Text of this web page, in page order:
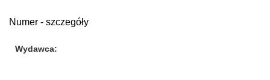
Numer - szczegóły
Wydawca